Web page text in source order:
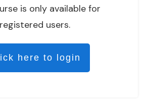
is only available for
registered users.
here to login